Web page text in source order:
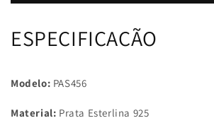
ESPECIFICAÇÃO
Modelo: PAS456
Material: Prata Esterlina 925